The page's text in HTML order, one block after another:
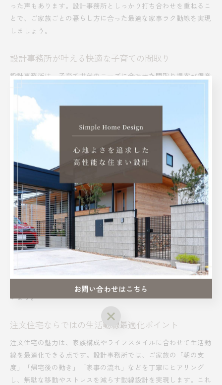
った声もあります。設計事務所としっかり打ち合わせを重ねるこ
とで、ご家族ごとの暮らし方に合った最適な家事ラク動線を実現
しましょう。
設計事務所が叶える快適な子育ての間取り
設計事務所は、子育て世代のニーズに合わせた間取り提案が得意
子ども部屋の分割・拡張対応」「家族の気配を感じられるワーク
スペース」など、家族の成長や変化を見据えた設計が可能です。
これにより、子どもが小さいうちは広々とした空間で遊び、大き
くなったら個室を設けるなど、長く快適に暮らせる住まいを実現
また、リビング階段やスタディコーナーの設置、家族が自然と集
まるダイニングなど、家族のコミュニケーションを促進する工夫
も多数。愛知県豊田市の注文住宅事例でも、リビングを中心に家
族がつながる間取りが多く採用されています。プライバシーとつ
ながりを両立させる設計は、子育て世代にとって大きな安心材料
です。
「子どもがのびのび過ごせる家にしたい」「家族それぞれの時間
も大切にしたい」といったご要望に、設計事務所は柔軟に対応可
能です。実際の利用者からは「家族の会話が増えた」「子どもが
自分の部屋を持つことで自立心が育った」といった声も聞かれて
います。
注文住宅ならではの生活動線最適化ポイント
注文住宅の魅力は、家族構成やライフスタイルに合わせて生活動
線を最適化できる点です。設計事務所では、ご家族の「朝の支
度」「帰宅後の動き」「家事の流れ」などを丁寧にヒアリング
し、無駄な移動やストレスを減らす動線設計を実現します。これ
お問い合わせはこちら
お問い合わせはこちら